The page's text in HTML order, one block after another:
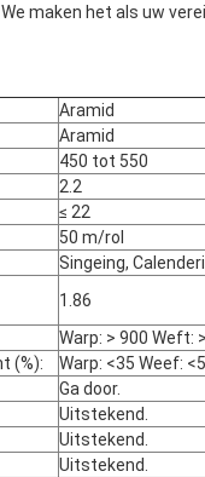
maken het als uw
Aramid
Aramid
450 tot 550
2.2
≤ 22
50 m/rol
Singeing,
1.86
Warp: > 900 Weft:
(%):
Warp: <35 Weef:
Ga door.
Uitstekend.
Uitstekend.
Uitstekend.